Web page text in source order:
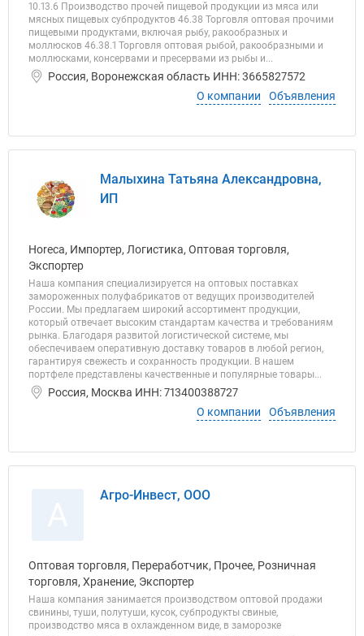
10.13.6 Производство прочей пищевой продукции из мяса или
мясных пищевых субпродуктов 46.38 Торговля оптовая прочими
пищевыми продуктами, включая рыбу, ракообразных и
моллюсков 46.38.1 Торговля оптовая рыбой, ракообразными и
моллюсками, консервами и пресервами из рыбы и...
Россия, Воронежская область ИНН: 3665827572
О компании
Объявления
Малыхина Татьяна Александровна,
ИП
Horeca, Импортер, Логистика, Оптовая торговля,
Экспортер
Наша компания специализируется на оптовых поставках
замороженных полуфабрикатов от ведущих производителей
России. Мы предлагаем широкий ассортимент продукции,
который отвечает высоким стандартам качества и требованиям
рынка. Благодаря развитой логистической системе, мы
обеспечиваем оперативную доставку товаров в любой регион,
гарантируя свежесть и сохранность продукции. В нашем
портфеле представлены качественные и популярные товары...
Россия, Москва ИНН: 713400388727
О компании
Объявления
Агро-Инвест, ООО
Оптовая торговля, Переработчик, Прочее, Розничная
торговля, Хранение, Экспортер
Наша компания занимается производством оптовой продажи
свинины, туши, полутуши, кусок, субпродукты свиные,
производство мяса в охлажденном виде, в заморозке